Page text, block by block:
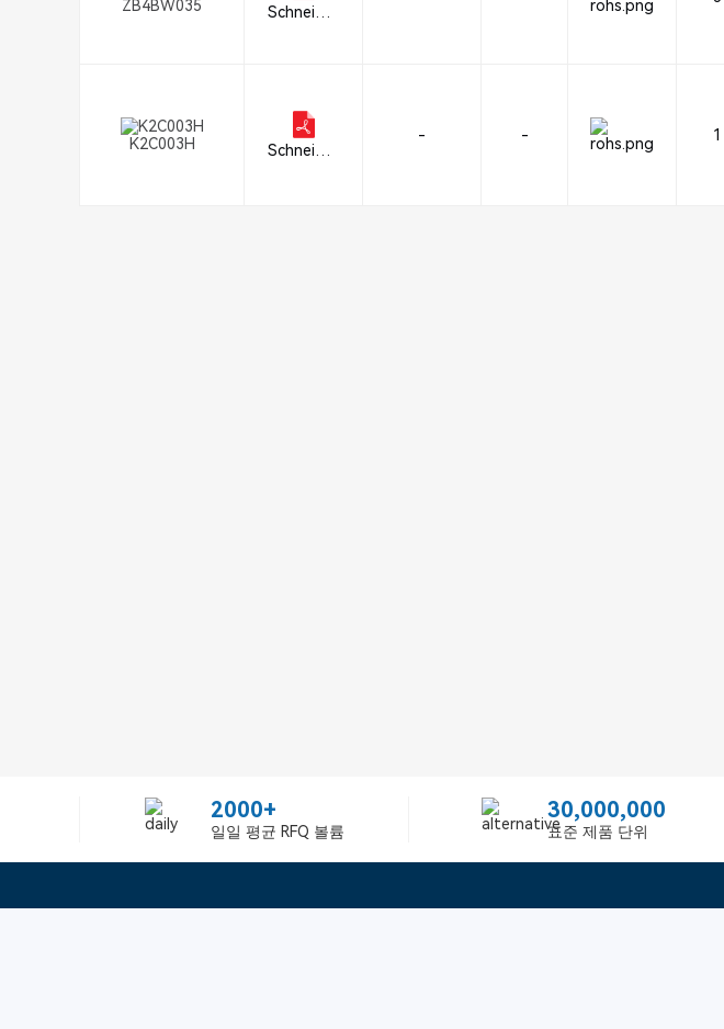
ZB4BW035
Schneider
K2C003H
Schneider
- -
2000+
일일 평균 RFQ 볼륨
30,000,000
표준 제품 단위